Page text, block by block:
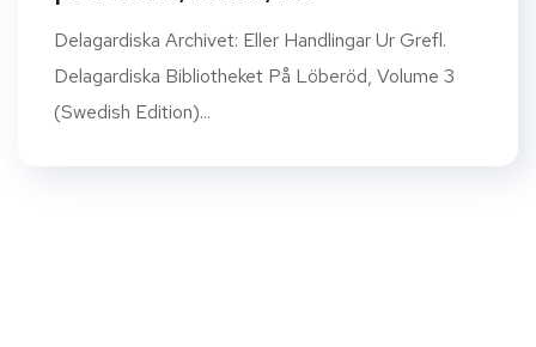
Delagardiska Archivet: Eller Handlingar Ur Grefl.
Delagardiska Bibliotheket På Löberöd, Volume 3
(Swedish Edition)...